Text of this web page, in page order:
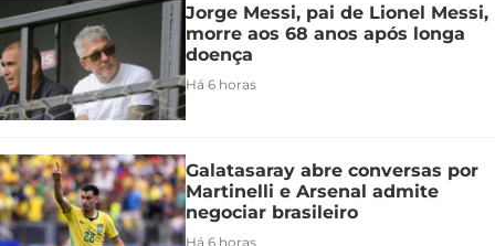
Jorge Messi, pai de Lionel Messi,
morre aos 68 anos após longa
doença
Há 6 horas
Galatasaray abre conversas por
Martinelli e Arsenal admite
negociar brasileiro
Há 6 horas